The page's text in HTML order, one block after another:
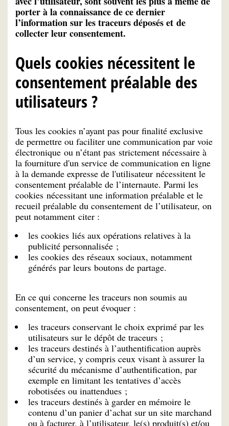
porter à la connaissance de ce dernier
l’information sur les traceurs déposés et de
collecter leur consentement.
Quels cookies nécessitent le
consentement préalable des
utilisateurs ?
Tous les cookies n’ayant pas pour finalité exclusive
de permettre ou faciliter une communication par voie
électronique ou n’étant pas strictement nécessaire à
la fourniture d'un service de communication en ligne
à la demande expresse de l'utilisateur nécessitent le
consentement préalable de l’internaute. Parmi les
cookies nécessitant une information préalable et le
recueil préalable du consentement de l’utilisateur, on
peut notamment citer :
les cookies liés aux opérations relatives à la
publicité personnalisée ;
les cookies des réseaux sociaux, notamment
générés par leurs boutons de partage.
En ce qui concerne les traceurs non soumis au
consentement, on peut évoquer :
les traceurs conservant le choix exprimé par les
utilisateurs sur le dépôt de traceurs ;
les traceurs destinés à l’authentification auprès
d’un service, y compris ceux visant à assurer la
sécurité du mécanisme d’authentification, par
exemple en limitant les tentatives d’accès
robotisées ou inattendues ;
les traceurs destinés à garder en mémoire le
contenu d’un panier d’achat sur un site marchand
ou à facturer, à l’utilisateur, le(s) produit(s) et/ou